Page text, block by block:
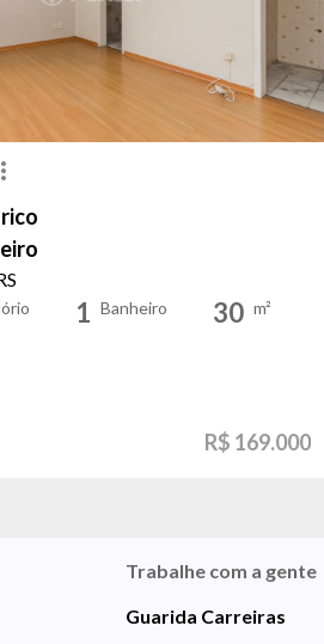
1 Banheiro 30 m²
R$ 169.000
Trabalhe com a gente
Guarida Carreiras